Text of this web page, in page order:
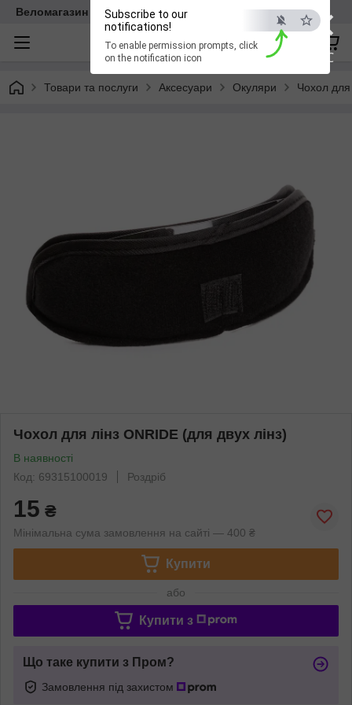
×
ESC
Subscribe to our
notifications!
To enable permission prompts, click
on the notification icon
Веломагазин EasyBike
Товари та послуги Аксесуари Окуляри Чохол для
Чохол для лінз ONRIDE (для двух лінз)
В наявності
Код: 69315100019
Роздріб
15 ₴
Мінімальна сума замовлення на сайті — 400 ₴
Купити
або
Купити з
Що таке купити з Пром?
Замовлення під захистом